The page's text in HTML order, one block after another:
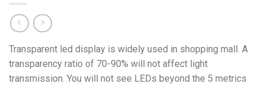
Transparent led display is widely used in shopping mall . A
transparency ratio of 70-90% will not affect light
transmission. You will not see LEDs beyond the 5 metrics